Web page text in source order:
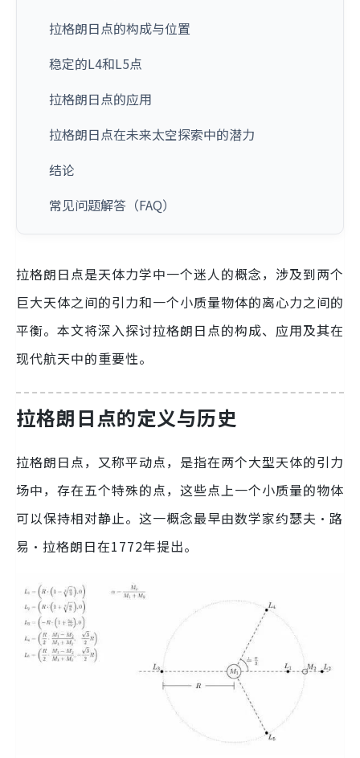
拉格朗日点的构成与位置
稳定的L4和L5点
拉格朗日点的应用
拉格朗日点在未来太空探索中的潜力
结论
常见问题解答（FAQ）
拉格朗日点是天体力学中一个迷人的概念，涉及到两个
巨大天体之间的引力和一个小质量物体的离心力之间的
平衡。本文将深入探讨拉格朗日点的构成、应用及其在
现代航天中的重要性。
拉格朗日点的定义与历史
拉格朗日点，又称平动点，是指在两个大型天体的引力
场中，存在五个特殊的点，这些点上一个小质量的物体
可以保持相对静止。这一概念最早由数学家约瑟夫·路
易·拉格朗日在1772年提出。